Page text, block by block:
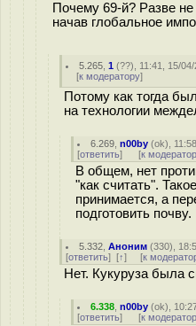
Почему 69-й? Разве
начав глобальное
5.265 ,1 (??), 11:41, 15/
[к модератору]
Потому как тогда
на технологии
6.269 ,n00by (ok),
[ответить] [к
В общем, нет
"как считать".
принимается, а
подготовить почву.
5.332 ,Аноним (330),
[ответить] [↑] [к
Нет. Кукуруза была
6.338 ,n00by (ok),
[ответить] [к